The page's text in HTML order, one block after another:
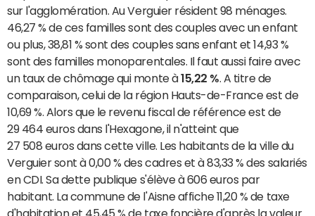
sur l'agglomération. Au Verguier résident 98 ménages.
46,27 % de ces familles sont des couples avec un enfant
ou plus, 38,81 % sont des couples sans enfant et 14,93 %
sont des familles monoparentales. Il faut aussi faire avec
un taux de chômage qui monte à15,22 % . A titre de
comparaison, celui de la région Hauts-de-France est de
10,69 %. Alors que le revenu fiscal de référence est de
29 464 euros dans l'Hexagone, il n'atteint que
27 508 euros dans cette ville. Les habitants de la ville du
Verguier sont à 0,00 % des cadres et à 83,33 % des salariés
en CDI. Sa dette publique s'élève à 606 euros par
habitant. La commune de l'Aisne affiche 11,20 % de taxe
d'habitation et 45,45 % de taxe foncière d'après la valeur